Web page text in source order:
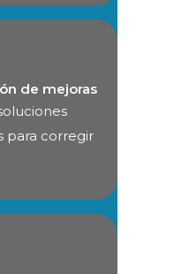
de mejoras
para corregir